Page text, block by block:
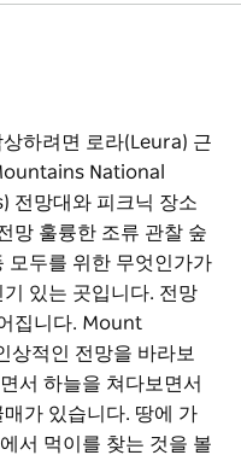
하려면 로라(Leura) 근
National
전망대와 피크닉 장소
망 훌륭한 조류 관찰 숲
모두를 위한 무엇인가가
있는 곳입니다. 전망
집니다. Mount
적인 전망을 바라보
서 하늘을 쳐다보면서
가 있습니다. 땅에 가
서 먹이를 찾는 것을 볼